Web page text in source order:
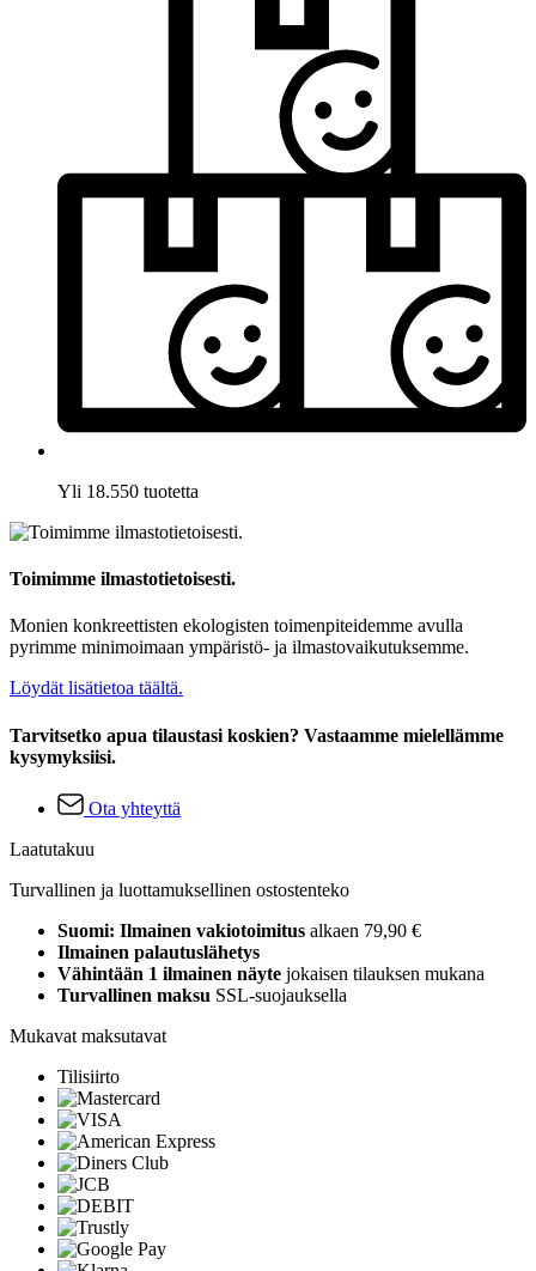
Yli 18.550 tuotetta
Toimimme ilmastotietoisesti.
Monien konkreettisten ekologisten toimenpiteidemme avulla
pyrimme minimoimaan ympäristö- ja ilmastovaikutuksemme.
Löydät lisätietoa täältä.
Tarvitsetko apua tilaustasi koskien? Vastaamme mielellämme
kysymyksiisi.
Ota yhteyttä
Laatutakuu
Turvallinen ja luottamuksellinen ostostenteko
Suomi: Ilmainen vakiotoimitus alkaen 79,90 €
Ilmainen palautuslähetys
Vähintään 1 ilmainen näyte jokaisen tilauksen mukana
Turvallinen maksu SSL-suojauksella
Mukavat maksutavat
Tilisiirto